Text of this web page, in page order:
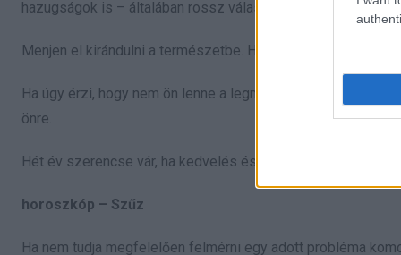
hazugságok is – általában rossz választásnak
Menjen el kirándulni a természetbe. Ha az időjárás nem
Ha úgy érzi, hogy nem ön lenne a legmegfelelőbb
önre.
Hét év szerencse vár, ha kedvelés és a „sok szerencsét”
horoszkóp – Szűz
Ha nem tudja megfelelően felmérni egy adott probléma